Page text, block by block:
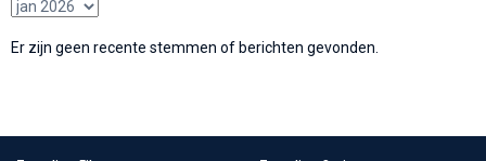
Er zijn geen recente stemmen of berichten gevonden.